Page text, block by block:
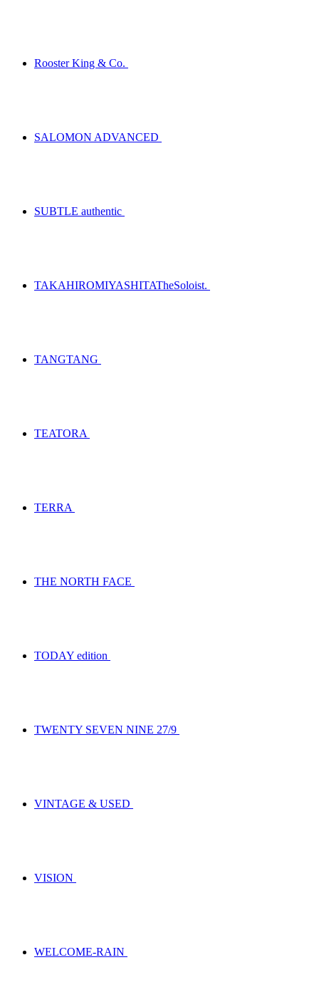
Rooster King & Co.
SALOMON ADVANCED
SUBTLE authentic
TAKAHIROMIYASHITATheSoloist.
TANGTANG
TEATORA
TERRA
THE NORTH FACE
TODAY edition
TWENTY SEVEN NINE 27/9
VINTAGE & USED
VISION
WELCOME-RAIN